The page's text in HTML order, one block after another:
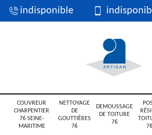
indisponible
COUVREUR
CHARPENTIER
76 SEINE-
MARITIME
NETTOYAGE
DE
GOUTTIÈRES
76
DEMOUSSAGE
DE TOITURE
76
76